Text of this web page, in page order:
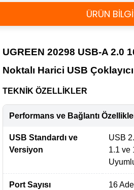
ÜRÜN
UGREEN 20298 USB-A 2.0
Noktalı Harici USB Çoklayıcı
TEKNİK ÖZELLİKLER
Performans ve Bağlantı
USB Standardı ve
Versiyon
USB
1.1 ve
Port Sayısı 16